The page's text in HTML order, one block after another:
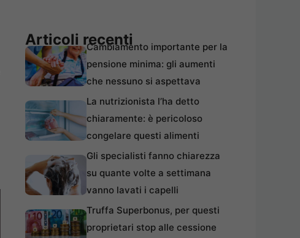
Articoli recentiCambiamento importante per la
pensione minima: gli aumenti
che nessuno si aspettava
La nutrizionista l’ha detto
chiaramente: è pericoloso
congelare questi alimenti
Gli specialisti fanno chiarezza
su quante volte a settimana
vanno lavati i capelli
Truffa Superbonus, per questi
proprietari stop alle cessione